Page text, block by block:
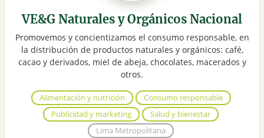
VE&G Naturales y Orgánicos Nacional
Promovemos y concientizamos el consumo responsable, en
la distribución de productos naturales y orgánicos: café,
cacao y derivados, miel de abeja, chocolates, macerados y
otros.
Alimentación y nutrición
Consumo responsable
Publicidad y marketing
Salud y bienestar
Lima Metropolitana